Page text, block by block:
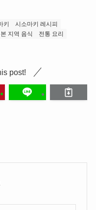
키
시소마키 레시피
지역 음식
전통 요리
post!